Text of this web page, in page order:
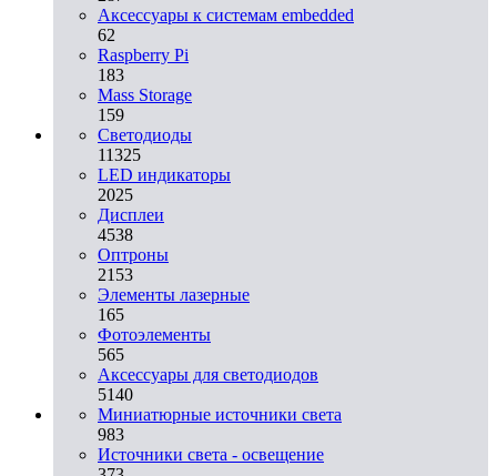
Аксессуары к системам embedded
62
Raspberry Pi
183
Mass Storage
159
Светодиоды
11325
LED индикаторы
2025
Дисплеи
4538
Оптроны
2153
Элементы лазерные
165
Фотоэлементы
565
Аксессуары для светодиодов
5140
Миниатюрные источники света
983
Источники света - освещение